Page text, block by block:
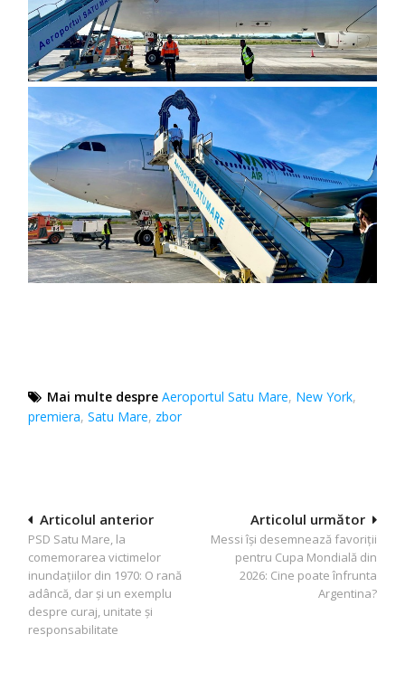
Mai multe despre Aeroportul Satu Mare, New York,
premiera,Satu Mare, zbor
Navigare
în
articole
Articolul următor
Messi își desemnează favoriții
pentru Cupa Mondială din
2026: Cine poate înfrunta
Argentina?
Articolul anterior
PSD Satu Mare, la
comemorarea victimelor
inundațiilor din 1970: O rană
adâncă, dar și un exemplu
despre curaj, unitate și
responsabilitate